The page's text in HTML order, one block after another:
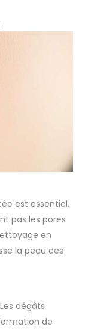
est essentiel.
pas les pores
en
la peau des
dégâts
de